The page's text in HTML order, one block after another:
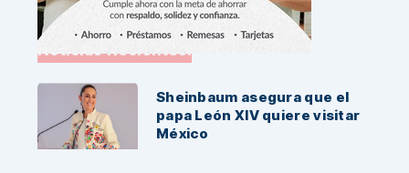
Noticias Recientes:
Sheinbaum asegura que el
papa León XIV quiere visitar
México